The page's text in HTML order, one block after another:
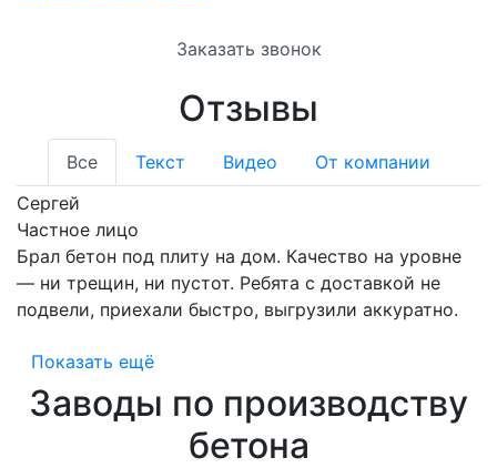
Заказать звонок
Отзывы
Все Текст Видео
От компании
Сергей
Частное лицо
Брал бетон под плиту на дом. Качество на уровне
— ни трещин, ни пустот. Ребята с доставкой не
подвели, приехали быстро, выгрузили аккуратно.
Показать ещё
Заводы по производству
бетона